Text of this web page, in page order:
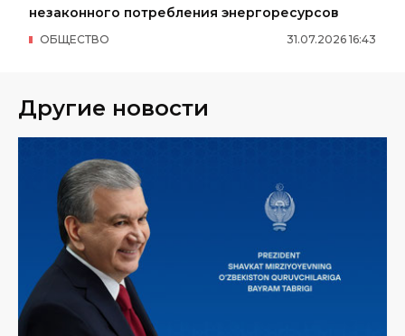
незаконного потребления энергоресурсов
31.07.2026 16:43
ОБЩЕСТВО
Другие новости